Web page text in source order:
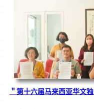
会
感
＂第十六届马来西亚华文